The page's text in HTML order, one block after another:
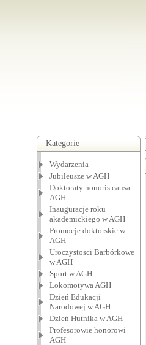
Kategorie
Wydarzenia
Jubileusze w AGH
Doktoraty honoris causa
AGH
Inauguracje roku
akademickiego w AGH
Promocje doktorskie w
AGH
Uroczystosci Barbórkowe
w AGH
Sport w AGH
Lokomotywa AGH
Dzień Edukacji
Narodowej w AGH
Dzień Hutnika w AGH
Profesorowie honorowi
AGH